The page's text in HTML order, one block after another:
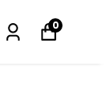
0